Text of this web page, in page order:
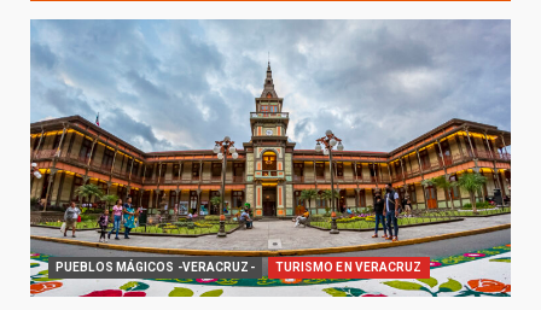
PUEBLOS MÁGICOS -VERACRUZ- TURISMO EN VERACRUZ